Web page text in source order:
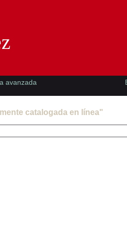
catalogada en línea"
avanzada